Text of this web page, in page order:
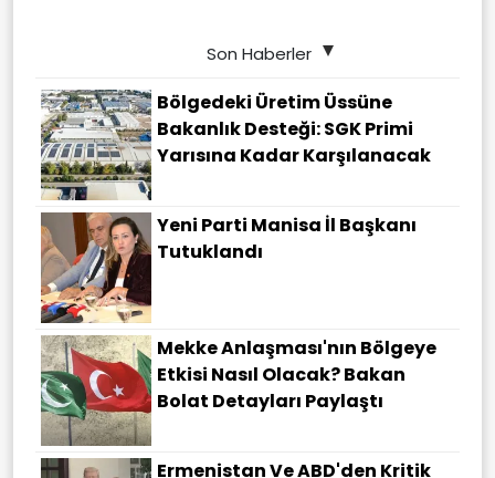
Son Haberler
Bölgedeki Üretim Üssüne
Bakanlık Desteği: SGK Primi
Yarısına Kadar Karşılanacak
Yeni Parti Manisa İl Başkanı
Tutuklandı
Mekke Anlaşması'nın Bölgeye
Etkisi Nasıl Olacak? Bakan
Bolat Detayları Paylaştı
Ermenistan Ve ABD'den Kritik